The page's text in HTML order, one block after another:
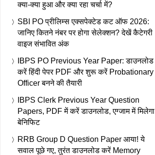
क्या-क्या हुआ और क्या रहा चर्चा में?
SBI PO प्रीलिम्स एक्सपेक्टेड कट ऑफ 2026:
जानिए कितने नंबर पर होगा सेलेक्शन? देखें कैटेगरी
वाइज संभावित अंक
IBPS PO Previous Year Paper: डाउनलोड
करें हिंदी पेपर PDF और शुरू करें Probationary
Officer बनने की तैयारी
IBPS Clerk Previous Year Question
Papers, PDF में करें डाउनलोड, एग्जाम में मिलेगा
बेनिफिट
RRB Group D Question Paper आया! ये
सवाल पूछे गए, तुरंत डाउनलोड करें Memory